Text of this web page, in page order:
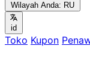
Wilayah Anda: RU
id
Toko Kupon